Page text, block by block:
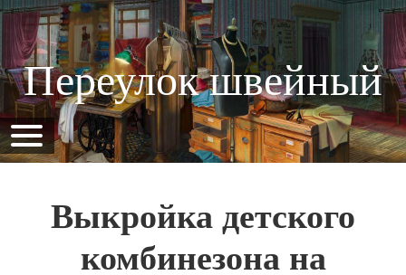
Переулок швейный
Выкройка детского
комбинезона на